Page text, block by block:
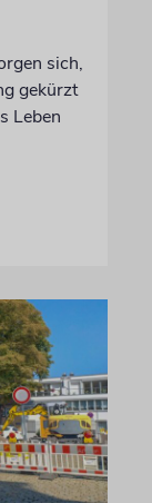
sich,
gekürzt
Leben